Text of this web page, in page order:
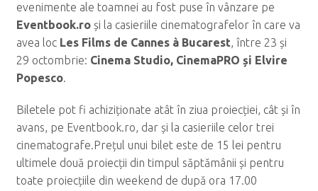
evenimente ale toamnei au fost puse în vânzare pe
Eventbook.ro și la casieriile cinematografelor în care va
avea loc Les Films de Cannes à Bucarest, între 23 și
29 octombrie: Cinema Studio, CinemaPRO și Elvire
Popesco.
Biletele pot fi achiziționate atât în ziua proiecției, cât și în
avans, pe Eventbook.ro, dar și la casieriile celor trei
cinematografe.Prețul unui bilet este de 15 lei pentru
ultimele două proiecții din timpul săptămânii și pentru
toate proiecțiile din weekend de după ora 17.00